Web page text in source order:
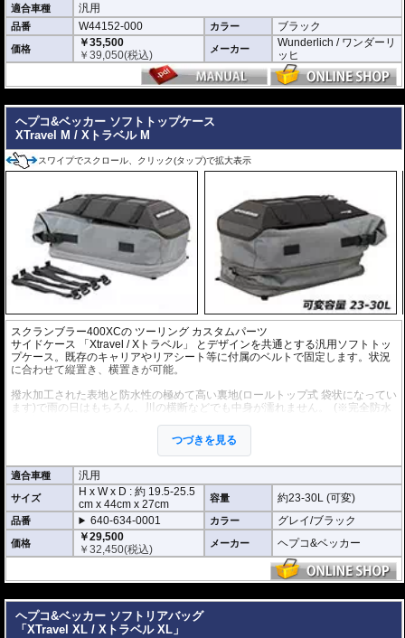
・長さ: 約30.5cm
・幅：約24.5cm
・高さ：約21cm（拡張時30.5cm）
・12L-16Lの可変容量。
ベルトによリアシート/リアキャリアに固定する汎用タイプです。
タンクバッグElephantに搭載可能な追加バッグなど様々なオプションをご用意
しております。
適合車種 汎用
品番 W44152-000 カラー ブラック
価格
￥35,500
￥39,050(税込) メーカー
Wunderlich / ワンダーリ
ッヒ
ヘプコ&ベッカー ソフトトップケース
XTravel M / Xトラベル M
スワイプでスクロール、クリック(タップ)で拡大表示
スクランブラー400XCの ツーリング カスタムパーツ
サイドケース 「Xtravel / Xトラベル」 とデザインを共通とする汎用ソフトトッ
プケース。既存のキャリアやリアシート等に付属のベルトで固定します。状況
に合わせて縦置き、横置きが可能。
撥水加工された表地と防水性の極めて高い裏地(ロールトップ式 袋状になってい
ます)で雨の日はもちろん、川の横断などでも中身が濡れません。
(※完全防水
付属ショルダーストラップによって、目的地到着後には背中ら背負うことも可
重さ 約1.2kg
つづきを見る
適合車種 汎用
サイズ H x W x D : 約 19.5-25.5
cm x44cm x27cm 容量 約23-30L (可変)
品番 640-634-0001 カラー グレイ/ブラック
価格
￥29,500
￥32,450(税込) メーカー ヘプコ&ベッカー
ヘプコ&ベッカー ソフトリアバッグ
「XTravel XL / Xトラベル XL」